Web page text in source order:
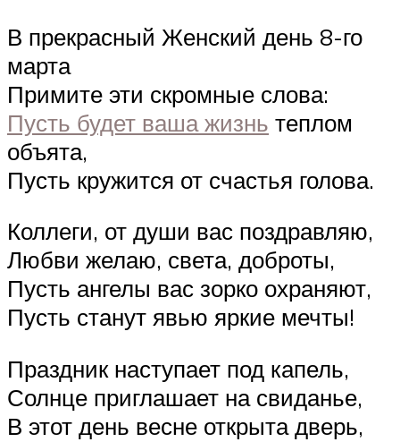
В прекрасный Женский день 8-го
марта
Примите эти скромные слова:
Пусть будет ваша жизнь теплом
объята,
Пусть кружится от счастья голова.
Коллеги, от души вас поздравляю,
Любви желаю, света, доброты,
Пусть ангелы вас зорко охраняют,
Пусть станут явью яркие мечты!
Праздник наступает под капель,
Солнце приглашает на свиданье,
В этот день весне открыта дверь,